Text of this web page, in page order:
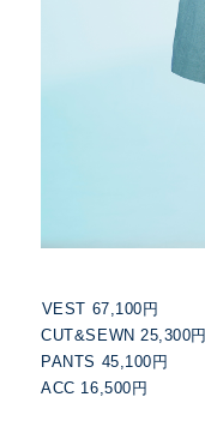
VEST 67,100円
CUT&SEWN 25,300円
PANTS 45,100円
ACC 16,500円